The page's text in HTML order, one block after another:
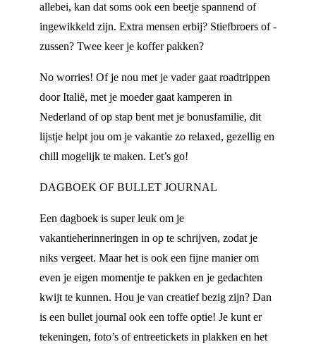
allebei, kan dat soms ook een beetje spannend of
ingewikkeld zijn. Extra mensen erbij? Stiefbroers of -
zussen? Twee keer je koffer pakken?
No worries! Of je nou met je vader gaat roadtrippen
door Italië, met je moeder gaat kamperen in
Nederland of op stap bent met je bonusfamilie, dit
lijstje helpt jou om je vakantie zo relaxed, gezellig en
chill mogelijk te maken. Let’s go!
DAGBOEK OF BULLET JOURNAL
Een dagboek is super leuk om je
vakantieherinneringen in op te schrijven, zodat je
niks vergeet. Maar het is ook een fijne manier om
even je eigen momentje te pakken en je gedachten
kwijt te kunnen. Hou je van creatief bezig zijn? Dan
is een bullet journal ook een toffe optie! Je kunt er
tekeningen, foto’s of entreetickets in plakken en het